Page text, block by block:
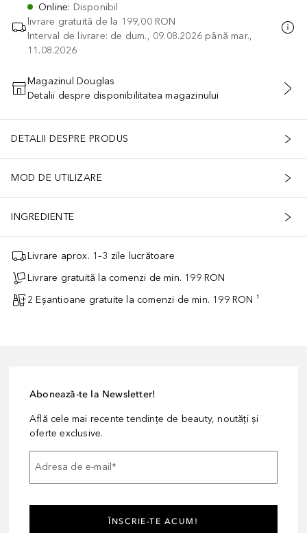
Online: Disponibil
livrare gratuită de la 199,00 RON
Interval de livrare: de dum., 09.08.2026 până mar.,
11.08.2026
ADĂUGAȚI ÎN COŞ
Magazinul Douglas
Detalii despre disponibilitatea magazinului
DETALII DESPRE PRODUS
MOD DE UTILIZARE
INGREDIENTE
Livrare aprox. 1–3 zile lucrătoare
Livrare gratuită la comenzi de min. 199 RON
2 Eșantioane gratuite la comenzi de min. 199 RON ¹
Abonează-te la Newsletter!
Află cele mai recente tendințe de beauty, noutăți și
oferte exclusive.
Adresa de e-mail*
ÎNSCRIE-TE ACUM!